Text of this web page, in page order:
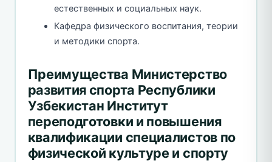
естественных и социальных наук.
Кафедра физического воспитания, теории
и методики спорта.
Преимущества Министерство
развития спорта Республики
Узбекистан Институт
переподготовки и повышения
квалификации специалистов по
физической культуре и спорту